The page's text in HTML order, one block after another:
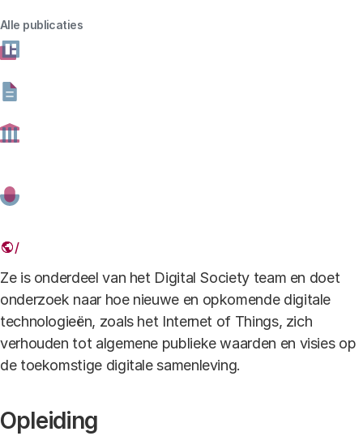
Alle publicaties
Expertise
Training Network ‘PROTECT – Protecting Personal
Ze is onderdeel van het Digital Society team en doet
onderzoek naar hoe nieuwe en opkomende digitale
technologieën, zoals het Internet of Things, zich
verhouden tot algemene publieke waarden en visies op
de toekomstige digitale samenleving.
Opleiding